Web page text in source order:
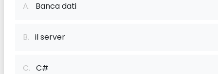
A. Banca dati
B. il server
C. C#